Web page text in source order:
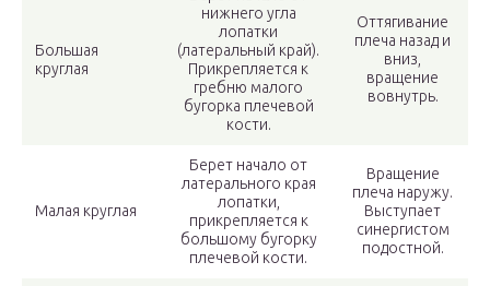
Большая
круглая
нижнего угла
лопатки
(латеральный край).
Прикрепляется к
гребню малого
бугорка плечевой
кости.
Оттягивание
плеча назад и
вниз,
вращение
вовнутрь.
Малая круглая
Берет начало от
латерального края
лопатки,
прикрепляется к
большому бугорку
плечевой кости.
Вращение
плеча наружу.
Выступает
синергистом
подостной.